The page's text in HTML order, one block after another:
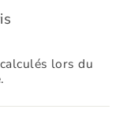
calculés lors du